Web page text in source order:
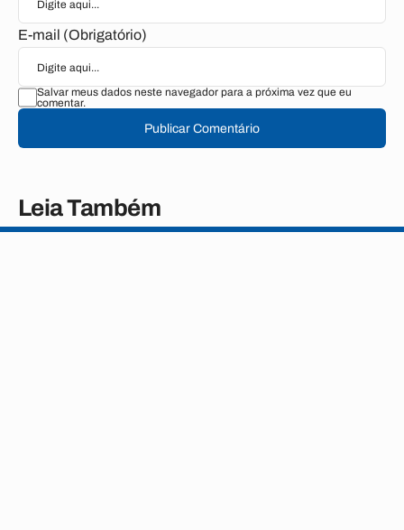
E-mail (Obrigatório)
Salvar meus dados neste navegador para a próxima vez que eu
comentar.
Publicar Comentário
Leia Também